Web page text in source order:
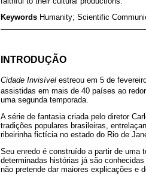
Keywords Humanity; Scientific
INTRODUÇÃO
Cidade Invisível estreou em 5 de
assistidas em mais de 40 países ao
uma segunda temporada.
A série de fantasia criada pelo diretor
tradições populares brasileiras,
ribeirinha fictícia no estado do Rio de
Seu enredo é construído a partir de uma
determinadas histórias já são
não pretende dar maiores explicações e